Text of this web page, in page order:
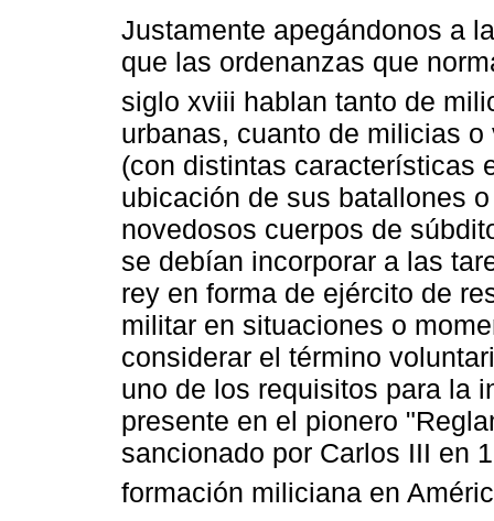
Justamente apegándonos a
que las ordenanzas que
siglo xviii hablan tanto de
urbanas, cuanto de milicias
(con distintas características
ubicación de sus batallones
novedosos cuerpos de
se debían incorporar a las
rey en forma de ejército de
militar en situaciones o
considerar el término
uno de los requisitos para la
presente en el pionero
sancionado por Carlos III en
formación miliciana en